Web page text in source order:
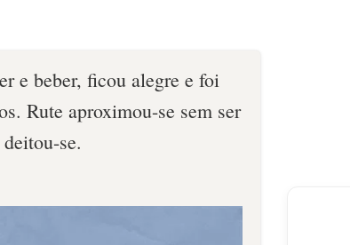
e beber, ficou alegre e foi
Rute aproximou-se sem ser
se.